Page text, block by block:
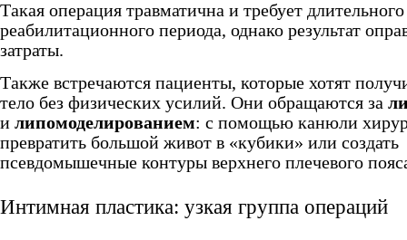
Такая операция травматична и требует длительного
реабилитационного периода, однако результат
затраты.
Также встречаются пациенты, которые хотят
тело без физических усилий. Они обращаются за
и липомоделированием: с помощью канюли
превратить большой живот в «кубики» или создать
псевдомышечные контуры верхнего плечевого
Интимная пластика: узкая группа операций